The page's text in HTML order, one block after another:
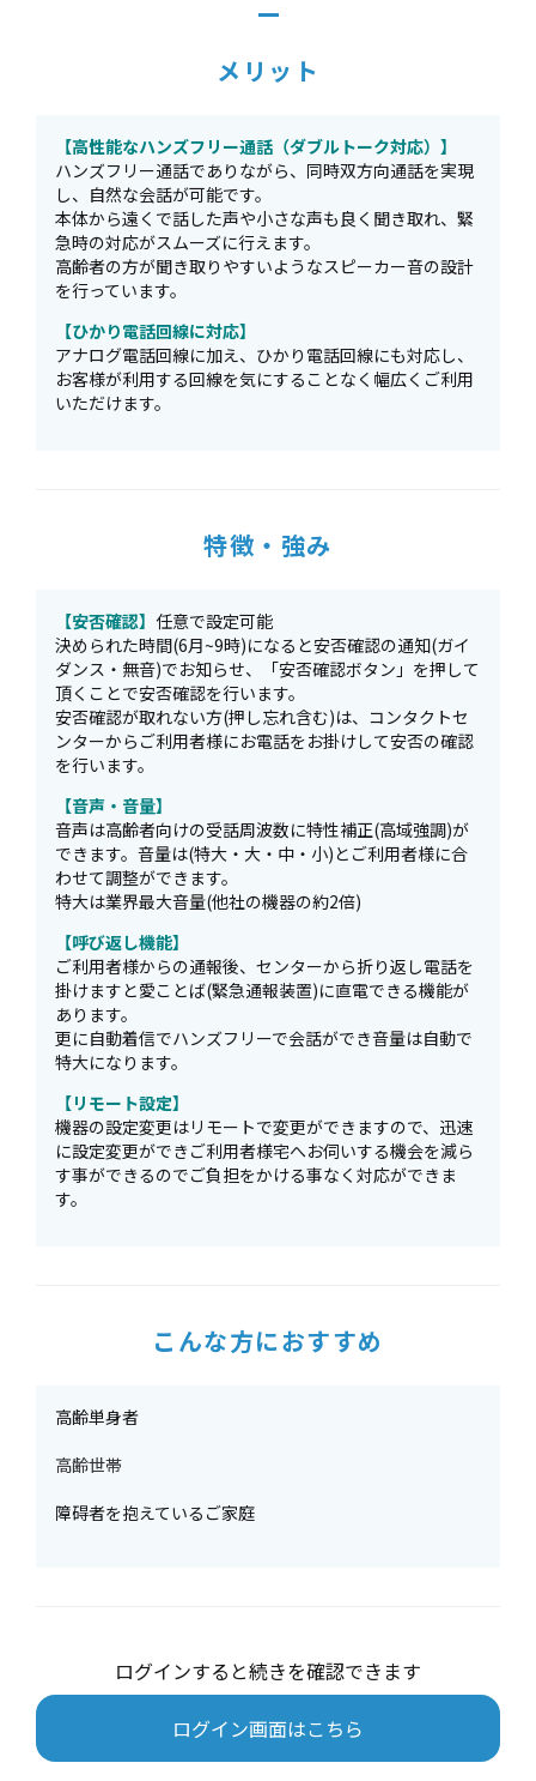
メリット
【高性能なハンズフリー通話（ダブルトーク対応）】
ハンズフリー通話でありながら、同時双方向通話を実現
し、自然な会話が可能です。
本体から遠くで話した声や小さな声も良く聞き取れ、緊
急時の対応がスムーズに行えます。
高齢者の方が聞き取りやすいようなスピーカー音の設計
を行っています。
【ひかり電話回線に対応】
アナログ電話回線に加え、ひかり電話回線にも対応し、
お客様が利用する回線を気にすることなく幅広くご利用
いただけます。
特徴・強み
【安否確認】 任意で設定可能
決められた時間(6月~9時)になると安否確認の通知(ガイ
ダンス・無音)でお知らせ、「安否確認ボタン」を押して
頂くことで安否確認を行います。
安否確認が取れない方(押し忘れ含む)は、コンタクトセ
ンターからご利用者様にお電話をお掛けして安否の確認
を行います。
【音声・音量】
音声は高齢者向けの受話周波数に特性補正(高域強調)が
できます。音量は(特大・大・中・小)とご利用者様に合
わせて調整ができます。
特大は業界最大音量(他社の機器の約2倍)
【呼び返し機能】
ご利用者様からの通報後、センターから折り返し電話を
掛けますと愛ことば(緊急通報装置)に直電できる機能が
あります。
更に自動着信でハンズフリーで会話ができ音量は自動で
特大になります。
【リモート設定】
機器の設定変更はリモートで変更ができますので、迅速
に設定変更ができご利用者様宅へお伺いする機会を減ら
す事ができるのでご負担をかける事なく対応ができま
す。
こんな方におすすめ
高齢単身者
高齢世帯
障碍者を抱えているご家庭
ログインすると続きを確認できます
ログイン画面はこちら